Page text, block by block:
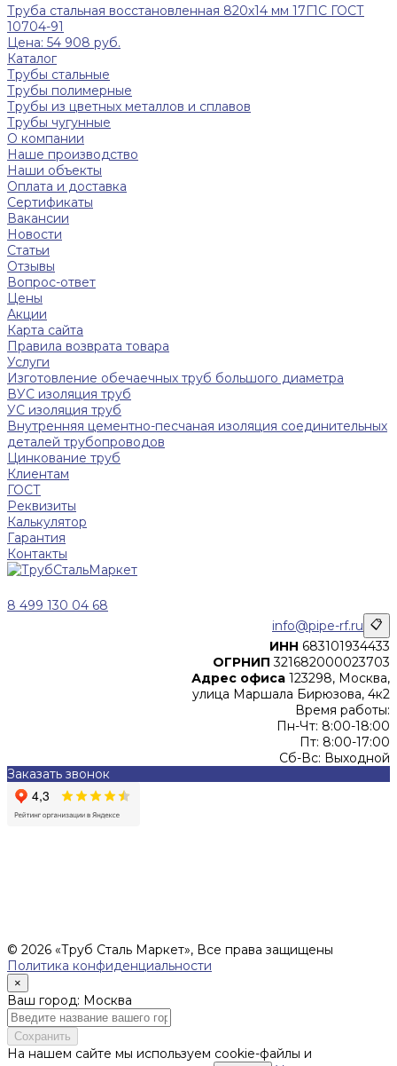
Труба стальная восстановленная 820х14 мм 17Г1С ГОСТ
10704-91
Цена: 54 908 руб.
Каталог
Трубы стальные
Трубы полимерные
Трубы из цветных металлов и сплавов
Трубы чугунные
О компании
Наше производство
Наши объекты
Оплата и доставка
Сертификаты
Вакансии
Новости
Статьи
Отзывы
Вопрос-ответ
Цены
Акции
Карта сайта
Правила возврата товара
Услуги
Изготовление обечаечных труб большого диаметра
ВУС изоляция труб
УС изоляция труб
Внутренняя цементно-песчаная изоляция соединительных
деталей трубопроводов
Цинкование труб
Клиентам
ГОСТ
Реквизиты
Калькулятор
Гарантия
Контакты
8 499 130 04 68
info@pipe-rf.ru 📋
ИНН 683101934433
ОГРНИП 321682000023703
Адрес офиса 123298, Москва,
улица Маршала Бирюзова, 4к2
Время работы:
Пн-Чт: 8:00-18:00
Пт: 8:00-17:00
Сб-Вс: Выходной
Заказать звонок
© 2026 «Труб Сталь Маркет», Все права защищены
Политика конфиденциальности
×
Ваш город: Москва
Сохранить
На нашем сайте мы используем cookie-файлы и